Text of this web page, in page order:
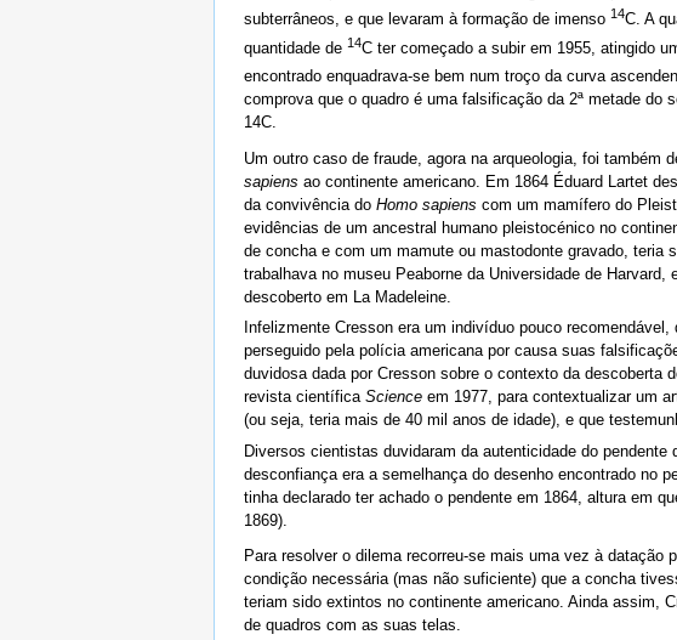
subterrâneos, e que levaram à formação de imenso 14C. A
quantidade de 14C ter começado a subir em 1955, atingido
encontrado enquadrava-se bem num troço da curva
comprova que o quadro é uma falsificação da 2ª metade
14C.
Um outro caso de fraude, agora na arqueologia, foi também
sapiens ao continente americano. Em 1864 Éduard Lartet
da convivência do Homo sapiens com um mamífero do
evidências de um ancestral humano pleistocénico no
de concha e com um mamute ou mastodonte gravado, teria
trabalhava no museu Peaborne da Universidade de
descoberto em La Madeleine.
Infelizmente Cresson era um indivíduo pouco
perseguido pela polícia americana por causa suas
duvidosa dada por Cresson sobre o contexto da descoberta
revista científica Science em 1977, para contextualizar um
(ou seja, teria mais de 40 mil anos de idade), e que
Diversos cientistas duvidaram da autenticidade do
desconfiança era a semelhança do desenho encontrado no
tinha declarado ter achado o pendente em 1864, altura em
1869).
Para resolver o dilema recorreu-se mais uma vez à datação
condição necessária (mas não suficiente) que a concha
teriam sido extintos no continente americano. Ainda assim,
de quadros com as suas telas.